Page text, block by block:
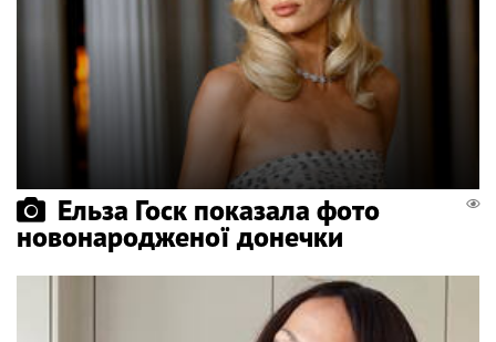
Ельза Госк показала фото
новонародженої донечки